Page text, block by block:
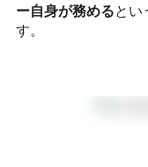
ー自身が務めるとい
す。